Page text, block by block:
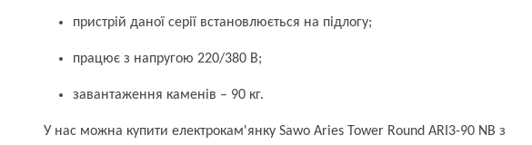
пристрій даної серії встановлюється на підлогу;
працює з напругою 220/380 В;
завантаження каменів – 90 кг.
У нас можна купити електрокам'янку Sawo Aries Tower Round ARI3-90 NB з